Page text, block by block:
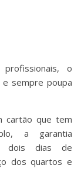
sempre poupa
cartão que tem
a garantia
dois dias de
dos quartos e